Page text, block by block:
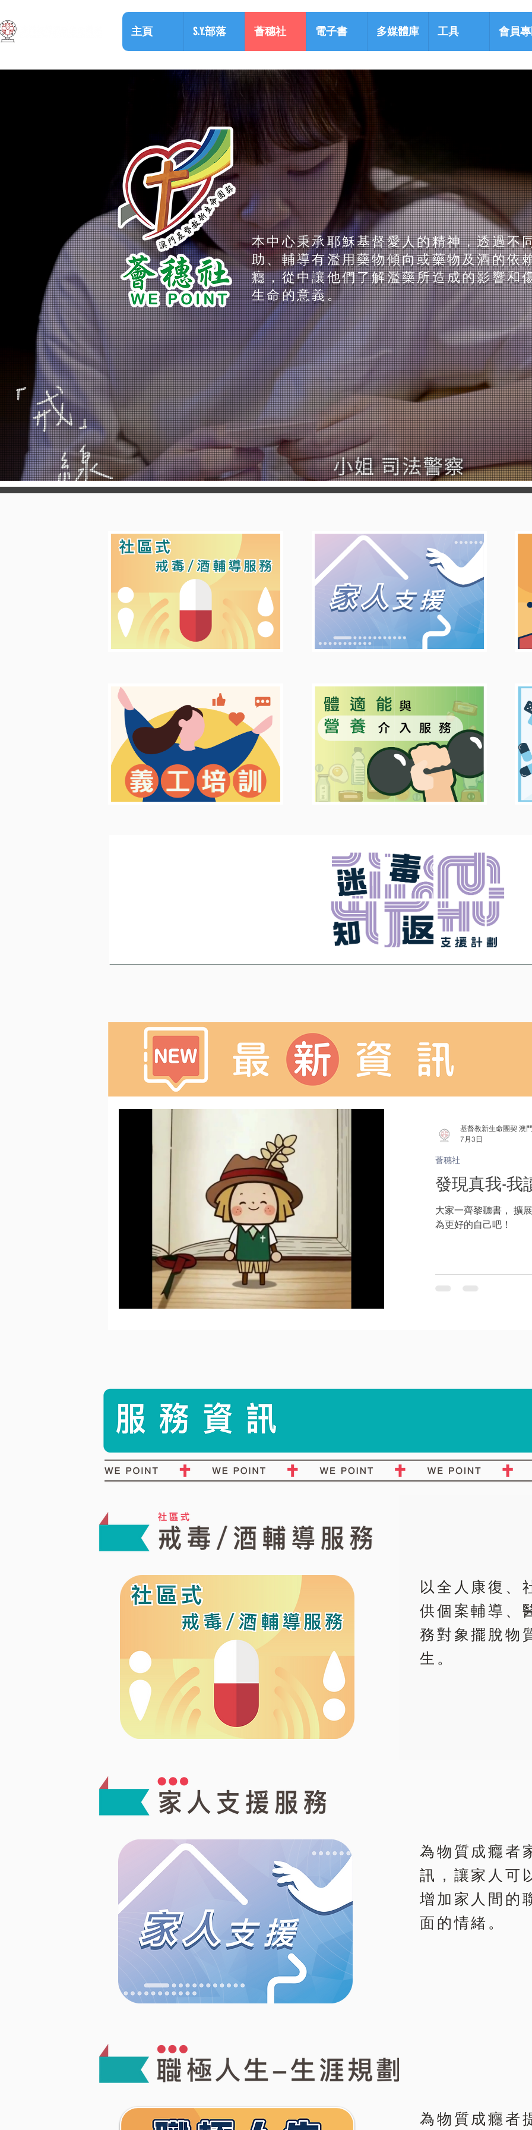
主頁 S.Y.部落 薈穗社 電子書 多媒體庫 工具 會員
本中心秉承耶穌基督愛人的精神，透過不
助、輔導有濫用藥物傾向或藥物及酒的依
癮，從中讓他們了解濫藥所造成的影響和
生命的意義。
發現真我-我
大家一齊黎聽書， 擴
為更好的自己吧！
薈穗社
基督教新生命團契 澳
7月3日
以全人康復、
供個案輔導、
務對象擺脫物
生。
為物質成癮者
訊，讓家人可
增加家人間的
面的情緒。
為物質成癮者